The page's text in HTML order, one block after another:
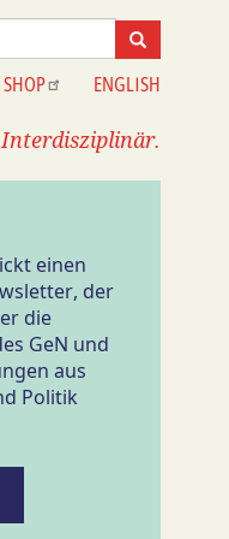
SHOP ENGLISH
einen
der
die
GeN und
aus
Politik